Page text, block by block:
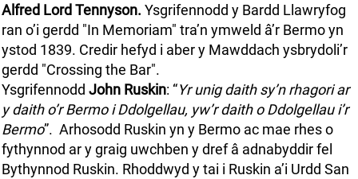
Alfred Lord Tennyson. Ysgrifennodd y Bardd Llawryfog
ran o’i gerdd "In Memoriam" tra’n ymweld â’r Bermo yn
ystod 1839. Credir hefyd i aber y Mawddach ysbrydoli’r
gerdd "Crossing the Bar".
YsgrifennoddJohn Ruskin: “Yr unig daith sy’n rhagori ar
y daith o’r Bermo i Ddolgellau, yw’r daith o Ddolgellau i’r
Bermo”. Arhosodd Ruskin yn y Bermo ac mae rhes o
fythynnod ar y graig uwchben y dref â adnabyddir fel
Bythynnod Ruskin. Rhoddwyd y tai i Ruskin a’i Urdd San